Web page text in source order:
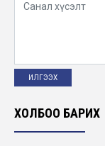
ХОЛБОО БАРИХ